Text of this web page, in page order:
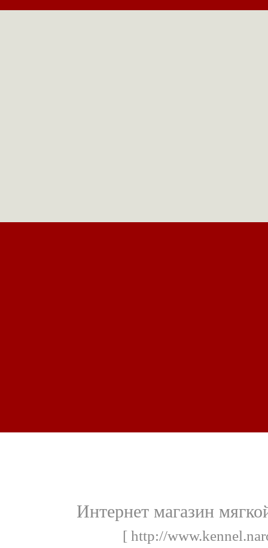
Интернет магазин
[ http://